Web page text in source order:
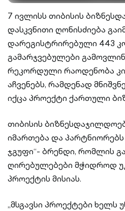
7 ივლისს თიბისის
დასკვნითი ღონისძიება
დარეგისტრირებული 443
გამარჯვებულები
რეკორდული რაოდენობა
აჩვენებს, რამდენად
იქცა პროექტი ქართული
თიბისის
იმართება და პარტნიორებს
ჯგუფი“- ბრენდი, რომლის
ღირებულებები მჭიდროდ
პროექტის მისიას.
„მსგავსი პროექტები ხელს